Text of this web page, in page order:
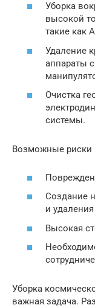
Уборка
высокой
такие как
Удаление
аппараты
Очистка
системы.
Возможные риски
Создание
и
Высокая
Уборка
важная задача.